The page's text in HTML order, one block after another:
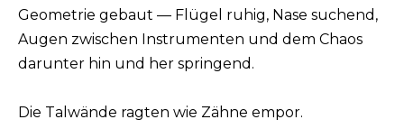
Geometrie gebaut — Flügel ruhig, Nase suchend,
Augen zwischen Instrumenten und dem Chaos
darunter hin und her springend.
Die Talwände ragten wie Zähne empor.